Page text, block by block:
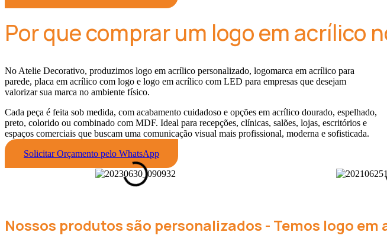
Por que comprar um logo em acrílico
No Atelie Decorativo, produzimos logo em acrílico personalizado, logomarca em acrílico para
parede, placa em acrílico com logo e logo em acrílico com LED para empresas que desejam
valorizar sua marca no ambiente físico.
Cada peça é feita sob medida, com acabamento cuidadoso e opções em acrílico dourado, espelhado,
preto, colorido ou combinado com MDF. Ideal para recepções, clínicas, salões, lojas, escritórios e
espaços comerciais que buscam uma comunicação visual mais profissional, moderna e sofisticada.
Solicitar Orçamento pelo WhatsApp
Nossos produtos são personalizados - Temos logo em